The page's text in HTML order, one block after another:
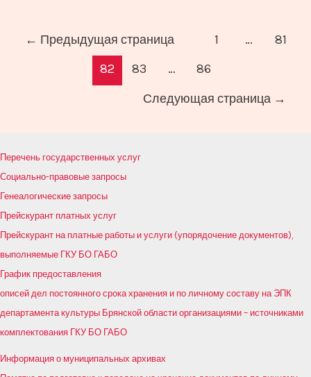
Постраничная
← Предыдущая страница 1 …
81
82
83 …
86
Следующая страница →
Перечень государственных услуг
Социально-правовые запросы
Генеалогические запросы
Прейскурант платных услуг
Прейскурант на платные работы и услуги (упорядочение документов),
выполняемые ГКУ БО ГАБО
График предоставления
описей дел постоянного срока хранения и по личному составу на ЭПК
департамента культуры Брянской области организациями – источниками
комплектования ГКУ БО ГАБО
Информация о муниципальных архивах